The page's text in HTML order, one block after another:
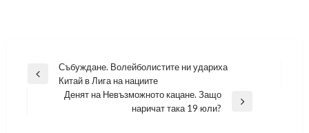
Навигация
Previous
Събуждане. Волейболистите ни удариха
Китай в Лига на нациите
Денят на Невъзможното кацане. Защо
наричат така 19 юли?